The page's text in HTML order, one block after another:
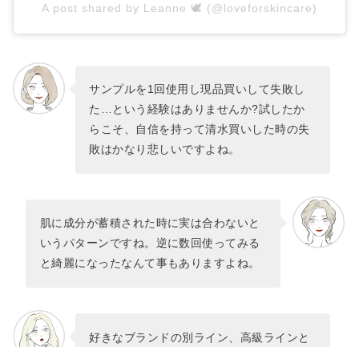
A post shared by Leanne 🕊 (@loveforskincare)
サンプルを1回使用し現品買いして失敗し
た…という経験はありませんか?試したか
らこそ、自信を持って清水買いした時の失
敗はかなり悲しいですよね。
肌に成分が蓄積された時に実は合わないと
いうパターンですね。逆に数回使ってみる
と綺麗になったなんて事もありますよね。
好きなブランドの別ライン、高級ラインと